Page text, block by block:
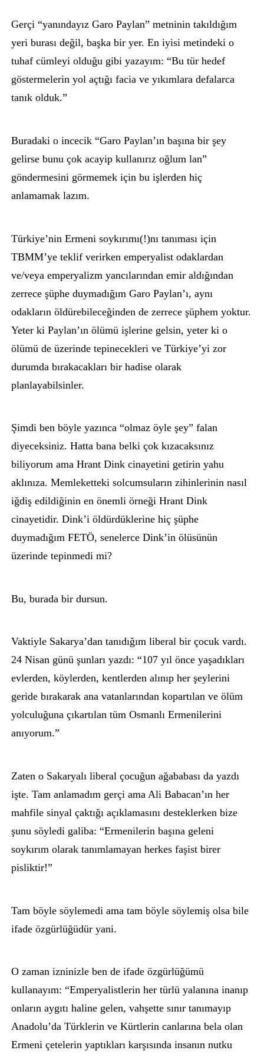
Gerçi “yanındayız Garo Paylan” metninin takıldığım
yeri burası değil, başka bir yer. En iyisi metindeki o
tuhaf cümleyi olduğu gibi yazayım: “Bu tür hedef
göstermelerin yol açtığı facia ve yıkımlara defalarca
tanık olduk.”
Buradaki o incecik “Garo Paylan’ın başına bir şey
gelirse bunu çok acayip kullanırız oğlum lan”
göndermesini görmemek için bu işlerden hiç
anlamamak lazım.
Türkiye’nin Ermeni soykırımı(!)nı tanıması için
TBMM’ye teklif verirken emperyalist odaklardan
ve/veya emperyalizm yancılarından emir aldığından
zerrece şüphe duymadığım Garo Paylan’ı, aynı
odakların öldürebileceğinden de zerrece şüphem yoktur.
Yeter ki Paylan’ın ölümü işlerine gelsin, yeter ki o
ölümü de üzerinde tepinecekleri ve Türkiye’yi zor
durumda bırakacakları bir hadise olarak
planlayabilsinler.
Şimdi ben böyle yazınca “olmaz öyle şey” falan
diyeceksiniz. Hatta bana belki çok kızacaksınız
biliyorum ama Hrant Dink cinayetini getirin yahu
aklınıza. Memleketteki solcumsuların zihinlerinin nasıl
iğdiş edildiğinin en önemli örneği Hrant Dink
cinayetidir. Dink’i öldürdüklerine hiç şüphe
duymadığım FETÖ, senelerce Dink’in ölüsünün
üzerinde tepinmedi mi?
Bu, burada bir dursun.
Vaktiyle Sakarya’dan tanıdığım liberal bir çocuk vardı.
24 Nisan günü şunları yazdı: “107 yıl önce yaşadıkları
evlerden, köylerden, kentlerden alınıp her şeylerini
geride bırakarak ana vatanlarından kopartılan ve ölüm
yolculuğuna çıkartılan tüm Osmanlı Ermenilerini
anıyorum.”
Zaten o Sakaryalı liberal çocuğun ağababası da yazdı
işte. Tam anlamadım gerçi ama Ali Babacan’ın her
mahfile sinyal çaktığı açıklamasını desteklerken bize
şunu söyledi galiba: “Ermenilerin başına geleni
soykırım olarak tanımlamayan herkes faşist birer
pisliktir!”
Tam böyle söylemedi ama tam böyle söylemiş olsa bile
ifade özgürlüğüdür yani.
O zaman izninizle ben de ifade özgürlüğümü
kullanayım: “Emperyalistlerin her türlü yalanına inanıp
onların aygıtı haline gelen, vahşette sınır tanımayıp
Anadolu’da Türklerin ve Kürtlerin canlarına bela olan
Ermeni çetelerin yaptıkları karşısında insanın nutku